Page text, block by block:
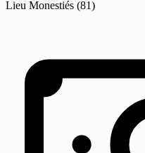
Lieu Monestiés (81)